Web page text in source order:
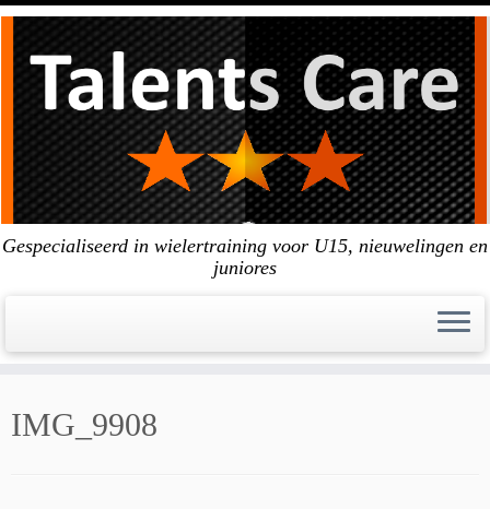
Skip
content
Gespecialiseerd in wielertraining voor U15, nieuwelingen en
juniores
IMG_9908